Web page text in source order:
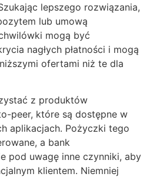
lepszego rozwiązania,
lub umową
mogą być
nagłych płatności i mogą
ofertami niż te dla
z produktów
peer, które są dostępne w
aplikacjach. Pożyczki tego
a bank
pod uwagę inne czynniki, aby
klientem. Niemniej